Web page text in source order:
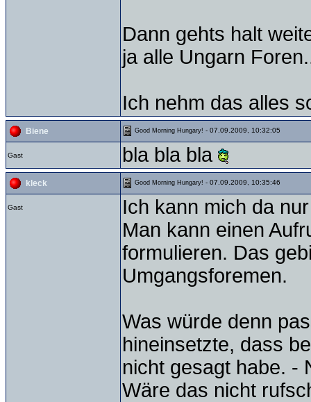
Dann gehts halt
ja alle Ungarn
Ich nehm das alles
Biene Good Morning Hungary! - 07.09.2009, 10:32:05
Gast bla bla bla
kleck Good Morning Hungary! - 07.09.2009, 10:35:46
Gast
Ich kann mich da
Man kann einen
formulieren. Das
Umgangsforemen.
Was würde denn
hineinsetzte, dass
nicht gesagt habe. -
Wäre das nicht